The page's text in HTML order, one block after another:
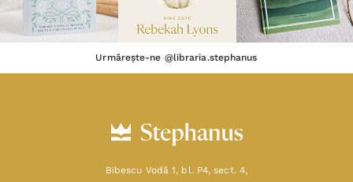
Urmărește-ne @libraria.stephanus
Bibescu Vodă 1, bl. P4, sect. 4,